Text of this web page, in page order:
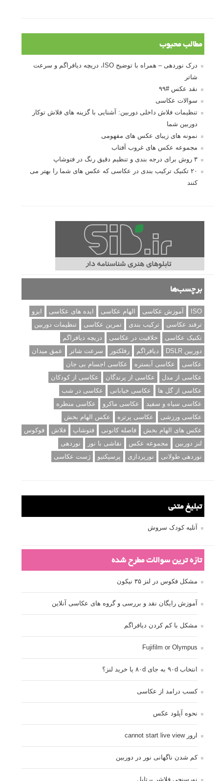
مطالب محبوب
درک نوردهی – همراه با توضیح ISO، دریچه دیافراگم و سرعت
شاتر
نقد عکس #۹۹
سوالات عکاسی
تنظیمات فلاش داخلی دوربین: آشنایی با گزینه های فلاش توکار
دوربین شما
نمونه های زیبای عکس های مفهومی
مجموعه عکس های غروب آفتاب
۳ روش برای درجه بندی و تنظیم دقیق رنگ در فتوشاپ
۲۰ تکنیک ترکیب بندی در عکاسی که عکس های شما را بهتر می
کنند
برچسب‌ها
ISO آموزش عکاسی الهام عکاسی ایده های عکاسی
ایزو
ترفند عکاسی
ترکیب بندی تمرین عکاسی
تنظیمات دوربین
تکنیک عکاسی
خلاقیت در عکاسی
دریچه دیافراگم
دوربین DSLR
دیافراگم رفلکتور سرعت شاتر
عمق میدان
عکاسی
عکاسی آبستره
عکاسی اجسام بی جان
عکاسی از مدل
عکاسی از پرندگان
عکاسی از کودکان
عکاسی از گل ها
عکاسی خیابانی
عکاسی در شب
عکاسی سیاه و سفید
عکاسی ماکرو
عکاسی منظره
عکاسی ورزشی
عکاسی پرتره
عکس الهام بخش
عکس های الهام بخش
فاصله کانونی فتوشاپ فلاش
فوکوس
لنز دوربین
مجموعه عکس نقاشی با نور
نوردهی
نوردهی طولانی
نورپردازی پرسپکتیو ژست عکاسی
تبلیغ متنی
آتلیه کودک سروش
تازه ترین سوالات مطرح شده
مشکل فکوس در لنز ۳۵ نیکون
آموزش رایگان نقد و بررسی و گروه های عکاسی آنلاین
مشکل با کم کردن دیافراگم
Fujifilm or Olympus
انتخاب ۹۰d به جای ۸۰d یا خرید لنز؟
کسب درامد از عکاسی
نحوه آپلود عکس
ارور cannot start live view
کم شدن ناگهانی نور در دوربین
نورسنجی فلاشر پرتابل